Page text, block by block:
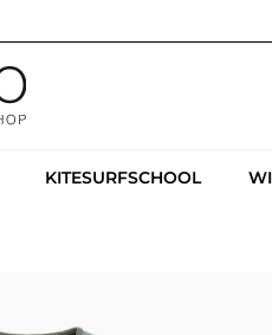
KITESURFSCHOOL